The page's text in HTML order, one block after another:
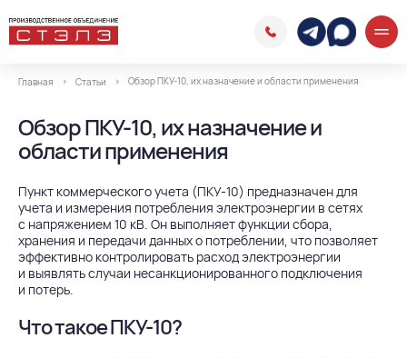
Главная Статьи Обзор ПКУ-10, их назначение и области применения
Обзор ПКУ-10, их назначение и
области применения
Пункт коммерческого учета (ПКУ-10) предназначен для
учета и измерения потребления электроэнергии в сетях
с напряжением 10 кВ. Он выполняет функции сбора,
хранения и передачи данных о потреблении, что позволяет
эффективно контролировать расход электроэнергии
и выявлять случаи несанкционированного подключения
и потерь.
Что такое ПКУ-10?